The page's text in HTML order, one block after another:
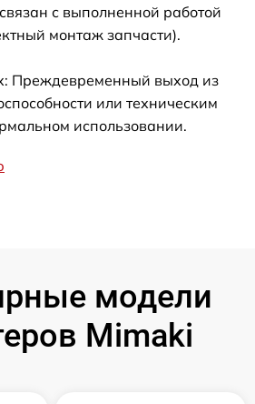
с выполненной работой
монтаж запчасти).
Преждевременный выход из
или техническим
использовании.
модели
Mimaki